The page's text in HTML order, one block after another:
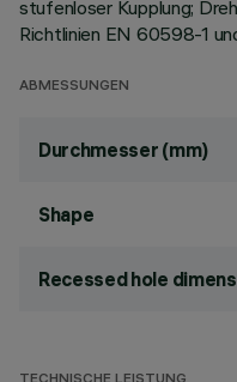
stufenloser Kupplung;
Richtlinien EN 60598-1
ABMESSUNGEN
Durchmesser (mm)
Shape
Recessed hole